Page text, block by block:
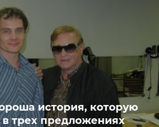
история, которую
трех предложениях